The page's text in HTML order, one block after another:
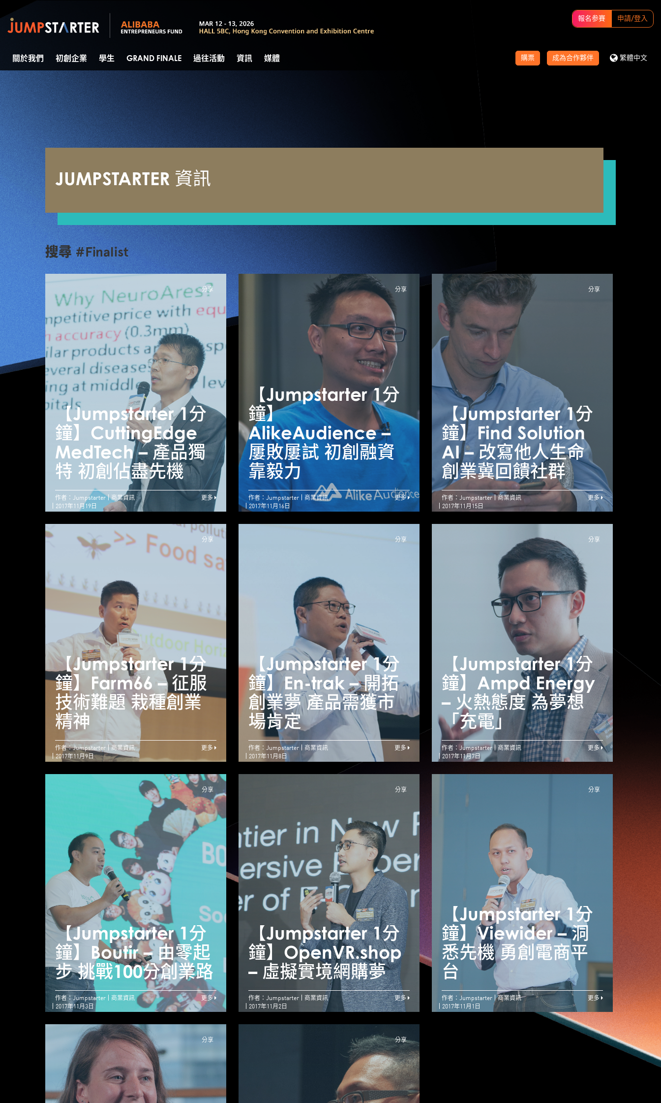
報名参賽 申請/登入
購票 成為合作夥伴 繁體中文
關於我們 初創企業 學生 GRAND FINALE 過往活動 資訊 媒體
JUMPSTARTER 資訊
搜尋 #Finalist
分享
【Jumpstarter 1分
鐘】CuttingEdge
MedTech – 產品獨
特 初創佔盡先機
【Jumpstarter 1分
鐘】CuttingEdge
MedTech – 產品獨
特 初創佔盡先機
作者：Jumpstarter
商業資訊
2017年11月19日
更多
分享
【Jumpstarter 1分
鐘】
AlikeAudience –
屢敗屢試 初創融資
靠毅力
【Jumpstarter 1分
鐘】
AlikeAudience –
屢敗屢試 初創融資
靠毅力
作者：Jumpstarter
商業資訊
2017年11月16日
更多
分享
【Jumpstarter 1分
鐘】Find Solution
AI – 改寫他人生命
創業冀回饋社群
作者：Jumpstarter
商業資訊
2017年11月15日
更多
分享
【Jumpstarter 1分
鐘】Farm66 – 征服
技術難題 栽種創業
精神
【Jumpstarter 1分
鐘】Farm66 – 征服
技術難題 栽種創業
精神
作者：Jumpstarter
商業資訊
2017年11月9日
更多
分享
【Jumpstarter 1分
鐘】En-trak – 開拓
創業夢 產品需獲市
場肯定
【Jumpstarter 1分
鐘】En-trak – 開拓
創業夢 產品需獲市
場肯定
作者：Jumpstarter
商業資訊
2017年11月8日
更多
分享
【Jumpstarter 1分
鐘】Ampd Energy
– 火熱態度 為夢想
「充電」
【
鐘
作者：Jumpstarter
商業資訊
2017年11月7日
更多
分享
【Jumpstarter 1分
鐘】Boutir – 由零起
步 挑戰100分創業路
【Jumpstarter 1分
鐘】Boutir – 由零起
步 挑戰100分創業路
作者：Jumpstarter
商業資訊
2017年11月3日
更多
分享
【Jumpstarter 1分
鐘】OpenVR.shop
– 虛擬實境網購夢
【Jumpstarter 1分
鐘】OpenVR.shop
– 虛擬實境網購夢
作者：Jumpstarter
商業資訊
2017年11月2日
更多
分享
【Jumpstarter 1分
鐘】Viewider – 洞
悉先機 勇創電商平
台
【
鐘
悉
台
作者：Jumpstarter
商業資訊
2017年11月1日
更多
分享 分享